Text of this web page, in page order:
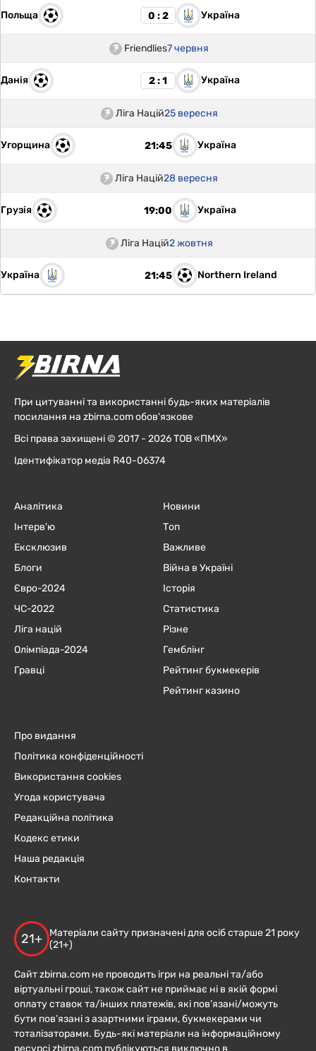
Польща 0 : 2 Україна
Friendlies7 червня
Данія 2 : 1 Україна
Ліга Націй25 вересня
Угорщина 21:45 Україна
Ліга Націй28 вересня
Грузія 19:00 Україна
Ліга Націй2 жовтня
Україна 21:45 Northern Ireland
При цитуванні та використанні будь-яких матеріалів
посилання на zbirna.com обов'язкове
Всі права захищені © 2017 - 2026 ТОВ «ПМХ»
Ідентифікатор медіа R40-06374
Аналітика
Інтерв'ю
Ексклюзив
Блоги
Євро-2024
ЧC-2022
Ліга націй
Олімпіада-2024
Гравці
Новини
Топ
Важливе
Війна в Україні
Історія
Статистика
Різне
Гемблінг
Рейтинг букмекерів
Рейтинг казино
Про видання
Політика конфіденційності
Використання cookies
Угода користувача
Редакційна політика
Кодекс етики
Наша редакція
Контакти
21+
Матеріали сайту призначені для осіб старше 21 року
(21+)
Сайт zbirna.com не проводить ігри на реальні та/або
віртуальні гроші, також сайт не приймає ні в якій формі
оплату ставок та/інших платежів, які пов’язані/можуть
бути пов’язані з азартними іграми, букмекерами чи
тоталізаторами. Будь-які матеріали на інформаційному